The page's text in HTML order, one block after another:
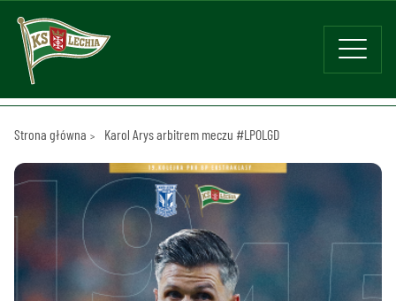
Strona główna Karol Arys arbitrem meczu #LPOLGD